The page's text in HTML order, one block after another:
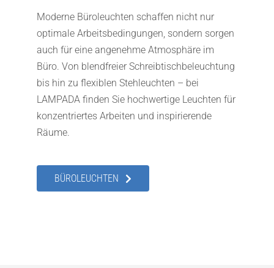
Moderne Büroleuchten schaffen nicht nur
optimale Arbeitsbedingungen, sondern sorgen
auch für eine angenehme Atmosphäre im
Büro. Von blendfreier Schreibtischbeleuchtung
bis hin zu flexiblen Stehleuchten – bei
LAMPADA finden Sie hochwertige Leuchten für
konzentriertes Arbeiten und inspirierende
Räume.
BÜROLEUCHTEN